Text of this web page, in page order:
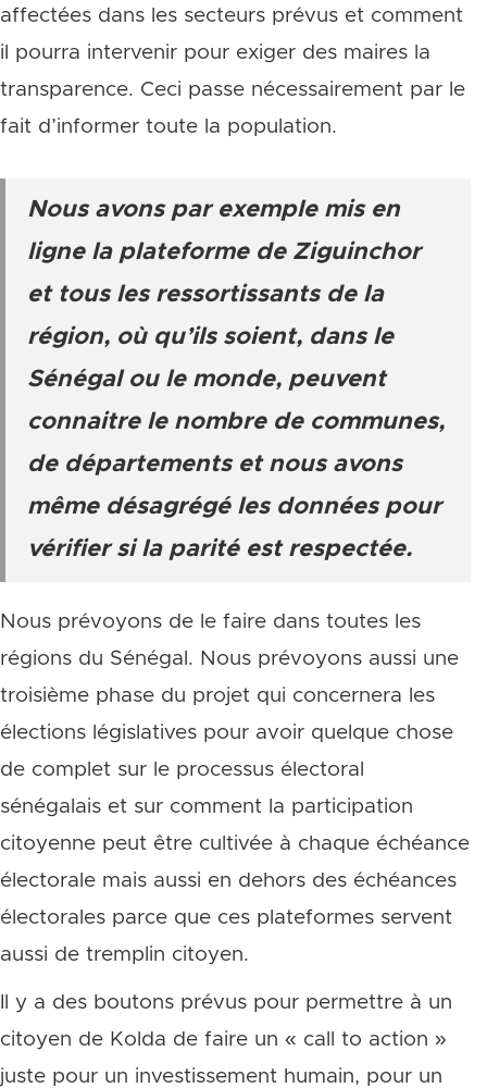
affectées dans les secteurs prévus et comment
il pourra intervenir pour exiger des maires la
transparence. Ceci passe nécessairement par le
fait d’informer toute la population.
Nous avons par exemple mis en
ligne la plateforme de Ziguinchor
et tous les ressortissants de la
région, où qu’ils soient, dans le
Sénégal ou le monde, peuvent
connaitre le nombre de communes,
de départements et nous avons
même désagrégé les données pour
vérifier si la parité est respectée.
Nous prévoyons de le faire dans toutes les
régions du Sénégal. Nous prévoyons aussi une
troisième phase du projet qui concernera les
élections législatives pour avoir quelque chose
de complet sur le processus électoral
sénégalais et sur comment la participation
citoyenne peut être cultivée à chaque échéance
électorale mais aussi en dehors des échéances
électorales parce que ces plateformes servent
aussi de tremplin citoyen.
Il y a des boutons prévus pour permettre à un
citoyen de Kolda de faire un « call to action »
juste pour un investissement humain, pour un